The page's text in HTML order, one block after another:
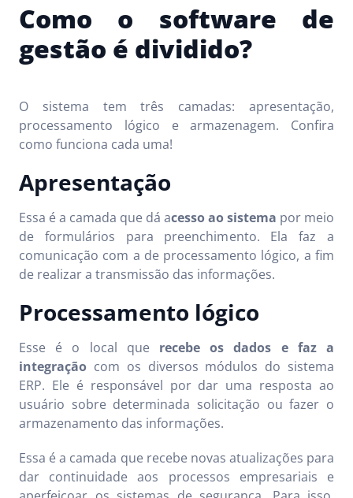
Como o software de
gestão é dividido?
O sistema tem três camadas: apresentação,
processamento lógico e armazenagem. Confira
como funciona cada uma!
Apresentação
Essa é a camada que dá acesso ao sistema por meio
de formulários para preenchimento. Ela faz a
comunicação com a de processamento lógico, a fim
de realizar a transmissão das informações.
Processamento lógico
Esse é o local querecebe os dados e faz a
integração com os diversos módulos do sistema
ERP. Ele é responsável por dar uma resposta ao
usuário sobre determinada solicitação ou fazer o
armazenamento das informações.
Essa é a camada que recebe novas atualizações para
dar continuidade aos processos empresariais e